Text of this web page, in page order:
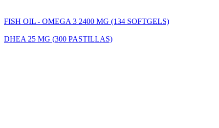
FISH OIL - OMEGA 3 2400 MG (134 SOFTGELS)
DHEA 25 MG (300 PASTILLAS)